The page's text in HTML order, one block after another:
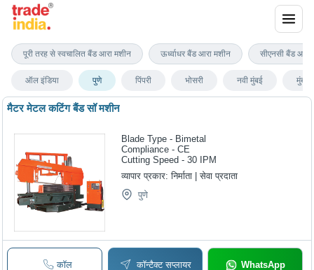
ऑल इंडिया पुणे पिंपरी भोसरी नवी मुंबई मुंबई
मैटर मेटल कटिंग बैंड सॉ मशीन
Blade Type - Bimetal
Compliance - CE
Cutting Speed - 30 IPM
व्यापार प्रकार:निर्माता | सेवा प्रदाता
पुणे
कॉल कॉन्टैक्ट सप्लायर WhatsApp
पूरी तरह से स्वचालित बैंड आरा मशीन ऊर्ध्वाधर बैंड आरा मशीन सीएनसी बैंड आरा